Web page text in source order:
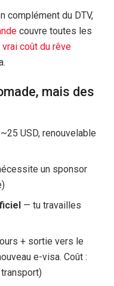
complément du DTV,
couvre toutes les
vrai coût du rêve
mais des
~25 USD, renouvelable
un sponsor
— tu travailles
+ sortie vers le
e-visa. Coût :